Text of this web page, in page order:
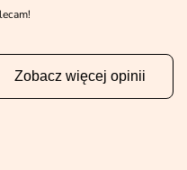
Zobacz więcej opinii